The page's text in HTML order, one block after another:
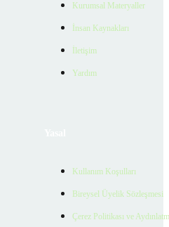
Kurumsal Materyaller
İnsan Kaynakları
İletişim
Yardım
Kullanım Koşulları
Bireysel Üyelik Sözleşmesi
Çerez Politikası ve